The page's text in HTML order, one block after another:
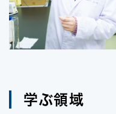
学ぶ領域